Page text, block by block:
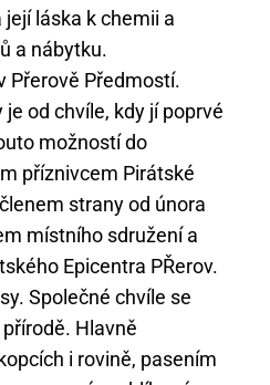
láska k chemii a
a nábytku.
Přerově Předmostí.
od chvíle, kdy jí poprvé
možností do
příznivcem Pirátské
strany od února
místního sdružení a
Epicentra PŘerov.
Společné chvíle se
Hlavně
i rovině, pasením